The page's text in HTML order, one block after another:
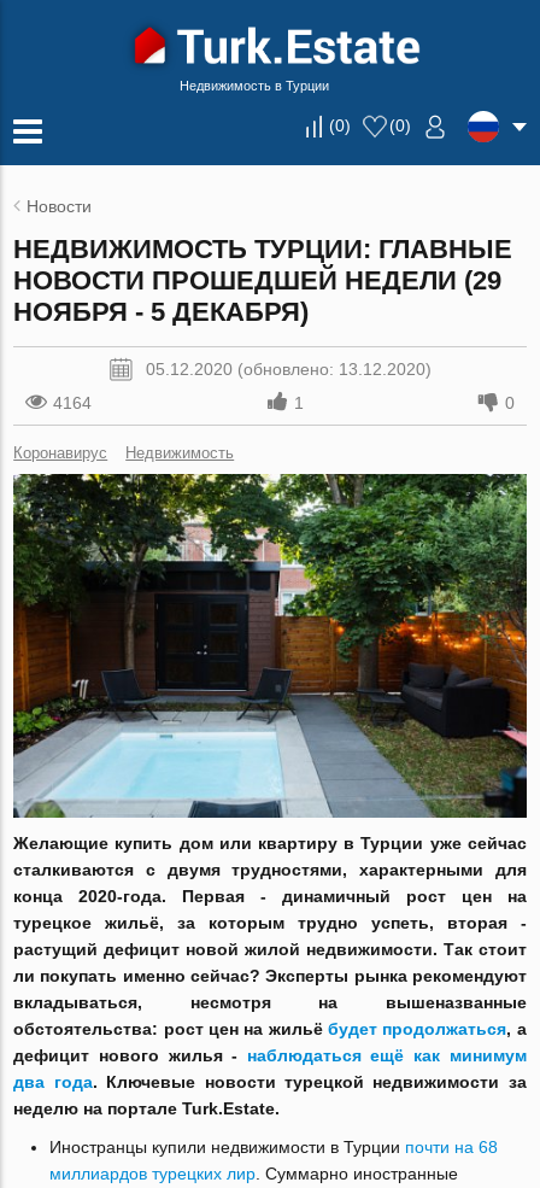
Недвижимость в Турции
(0) (0)
Новости
НЕДВИЖИМОСТЬ ТУРЦИИ: ГЛАВНЫЕ
НОВОСТИ ПРОШЕДШЕЙ НЕДЕЛИ (29
НОЯБРЯ - 5 ДЕКАБРЯ)
05.12.2020 (обновлено: 13.12.2020)
4164
1 0
Коронавирус Недвижимость
Желающие купить дом или квартиру в Турции уже сейчас
сталкиваются с двумя трудностями, характерными для
конца 2020-года. Первая - динамичный рост цен на
турецкое жильё, за которым трудно успеть, вторая -
растущий дефицит новой жилой недвижимости. Так стоит
ли покупать именно сейчас? Эксперты рынка рекомендуют
вкладываться, несмотря на вышеназванные
обстоятельства: рост цен на жильёбудет продолжаться, а
дефицит нового жилья - наблюдаться ещё как минимум
два года. Ключевые новости турецкой недвижимости за
неделю на портале Turk.Estate.
Иностранцы купили недвижимости в Турции почти на 68
миллиардов турецких лир . Суммарно иностранные